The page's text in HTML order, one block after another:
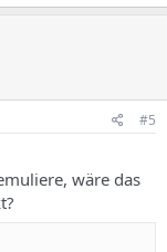
#5
wäre das